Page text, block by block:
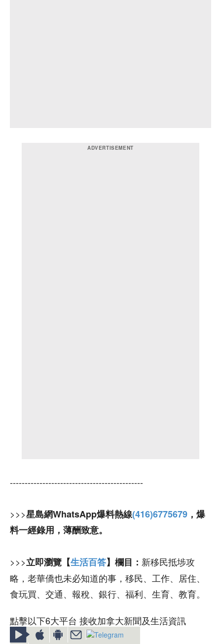
---------------------------------------------
>>>星島網WhatsApp爆料熱線(416)6775679 ，爆
料一經錄用，薄酬致意。
>>>立即瀏覽【生活百答】欄目： 新移民抵埗攻
略，老華僑也未必知道的事，移民、工作、居住、
食玩買、交通、報稅、銀行、福利、生育、教育。
點擊以下6大平台 接收加拿大新聞及生活資訊